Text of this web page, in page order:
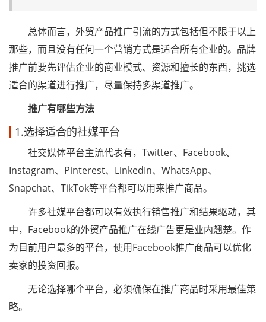
总体而言，外贸产品推广引流的方式包括但不限于以上
那些，而且没有任何一个营销方式是适合所有企业的。品牌
推广前要先评估企业的商业模式、资源和擅长的东西，挑选
适合的渠道进行推广，尽量保持多渠道推广。
推广有哪些方法
1.选择适合的社媒平台
社交媒体平台主流代表有，Twitter、Facebook、
Instagram、Pinterest、LinkedIn、WhatsApp、
Snapchat、TikTok等平台都可以用来推广商品。
许多社媒平台都可以有效执行销售推广和结果驱动，其
中，Facebook的外贸产品推广在线广告更是业内翘楚。作
为目前用户最多的平台，使用Facebook推广商品可以优化
卖家的投资回报。
无论选择哪个平台，必须确保在推广商品时采用最佳策
略。